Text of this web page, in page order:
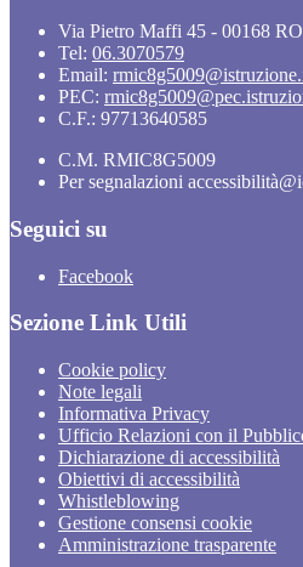
Via Pietro Maffi 45 - 00168
Tel: 06.3070579
Email:
PEC:
C.F.: 97713640585
C.M. RMIC8G5009
Per segnalazioni
Seguici su
Facebook
Sezione Link Utili
Cookie policy
Note legali
Informativa Privacy
Ufficio Relazioni con il
Dichiarazione di accessibilità
Obiettivi di accessibilità
Whistleblowing
Gestione consensi cookie
Amministrazione trasparente